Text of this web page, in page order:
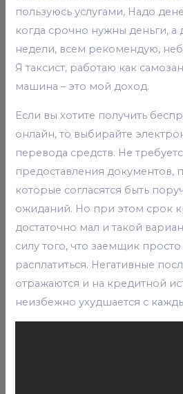
пользуюсь услугами, Надо
когда срочно нужны деньги, а
недели, всем рекомендую,
Я таксист, работаю как
машина – это мой доход.
Если вы хотите получить
онлайн, то выбирайте
перевода средств. Не
предоставления документов,
которые согласятся быть
ожиданий. Но при этом срок
достаточно мал и такой
силу того, что заемщик
расплатиться. Негативные
отражаются и на кредитной
неизбежно ухудшается с